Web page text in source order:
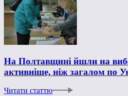
На Полтавщині йшли на
активніше, ніж загалом по
Читати статтю